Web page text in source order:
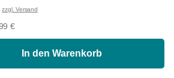
zzgl. Versand
€
In den Warenkorb